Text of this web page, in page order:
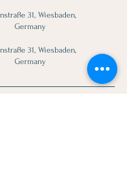
31, Wiesbaden,
Germany
31, Wiesbaden,
Germany